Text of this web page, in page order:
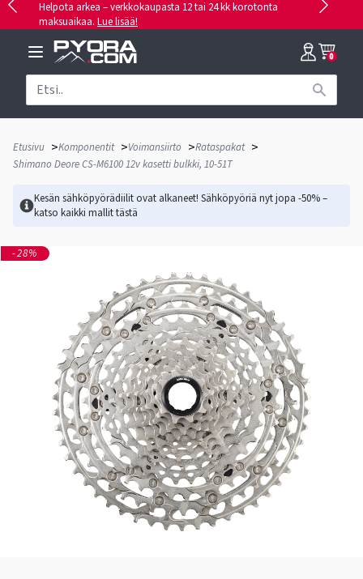
Helpota arkea – verkkokaupasta 12 tai 24 kk korotonta
maksuaikaa. Lue lisää!
0
Etusivu >Komponentit >Voimansiirto >Rataspakat >
Shimano Deore CS-M6100 12v kasetti bulkki, 10-51T
Kesän sähköpyörädiilit ovat alkaneet! Sähköpyöriä nyt jopa -50% –
katso kaikki mallittästä
-28%